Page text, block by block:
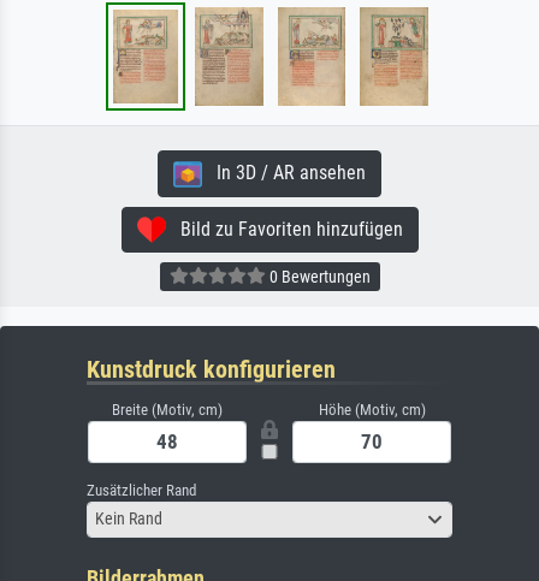
In 3D / AR ansehen
Bild zu Favoriten hinzufügen
0 Bewertungen
Kunstdruck konfigurieren
Breite (Motiv, cm) Höhe (Motiv, cm)
Zusätzlicher Rand
Kein Rand